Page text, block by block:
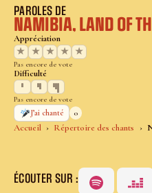
Accueil Répertoire des chants
PAROLES DE
NAMIBIA, LAND OF
Appréciation
★
★ ★ ★ ★
Pas encore de vote
Difficulté
Pas encore de vote
J’ai chanté
0
ÉCOUTER SUR :